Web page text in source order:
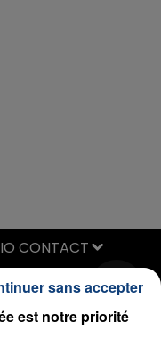
Heart
CYRUS
CONTACT
est notre priorité
sans accepter